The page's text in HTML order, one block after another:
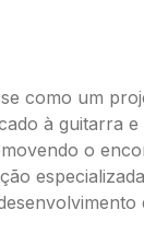
como um
à guitarra e
o